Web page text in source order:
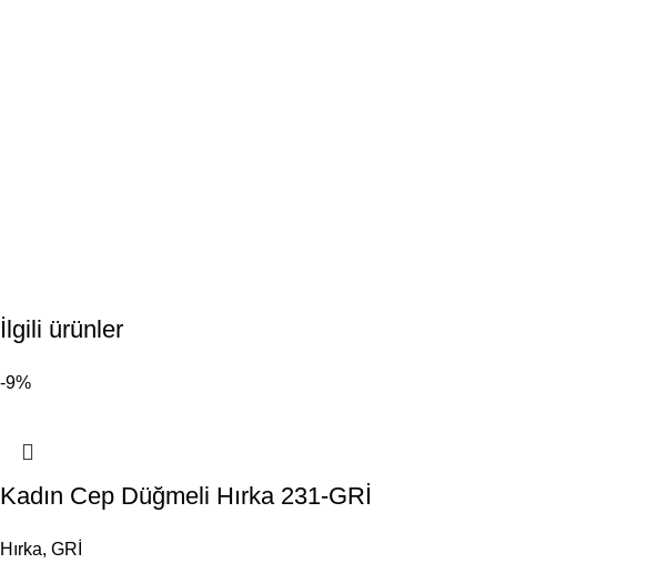
İlgili ürünler
-9%
Kadın Cep Düğmeli Hırka 231-GRİ
Hırka, GRİ